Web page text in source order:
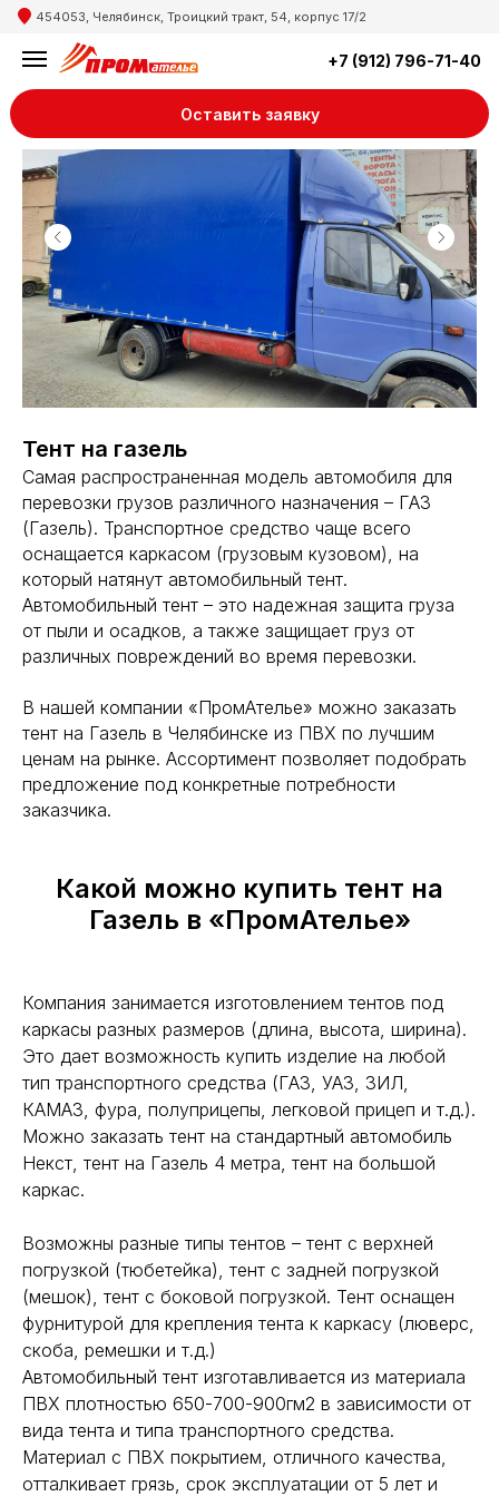
454053, Челябинск, Троицкий тракт, 54, корпус 17/2
+7 (912) 796-71-40
Оставить заявку
Тент на газель
Самая распространенная модель автомобиля для
перевозки грузов различного назначения – ГАЗ
(Газель). Транспортное средство чаще всего
оснащается каркасом (грузовым кузовом), на
который натянут автомобильный тент.
Автомобильный тент – это надежная защита груза
от пыли и осадков, а также защищает груз от
различных повреждений во время перевозки.
В нашей компании «ПромАтелье» можно заказать
тент на Газель в Челябинске из ПВХ по лучшим
ценам на рынке. Ассортимент позволяет подобрать
предложение под конкретные потребности
заказчика.
Какой можно купить тент на
Газель в «ПромАтелье»
Компания занимается изготовлением тентов под
каркасы разных размеров (длина, высота, ширина).
Это дает возможность купить изделие на любой
тип транспортного средства (ГАЗ, УАЗ, ЗИЛ,
КАМАЗ, фура, полуприцепы, легковой прицеп и т.д.).
Можно заказать тент на стандартный автомобиль
Некст, тент на Газель 4 метра, тент на большой
каркас.
Возможны разные типы тентов – тент с верхней
погрузкой (тюбетейка), тент с задней погрузкой
(мешок), тент с боковой погрузкой. Тент оснащен
фурнитурой для крепления тента к каркасу (люверс,
скоба, ремешки и т.д.)
Автомобильный тент изготавливается из материала
ПВХ плотностью 650-700-900гм2 в зависимости от
вида тента и типа транспортного средства.
Материал с ПВХ покрытием, отличного качества,
отталкивает грязь, срок эксплуатации от 5 лет и